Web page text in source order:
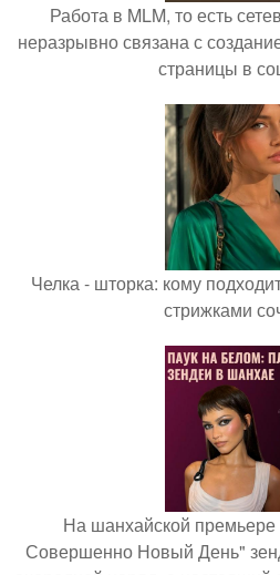
Работа в MLM, то есть
неразрывно связана с
страницы в
Челка - шторка: кому
стрижками
На шанхайской
Совершенно Новый День"